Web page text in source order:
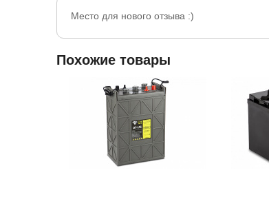
Место для нового отзыва :)
Похожие товары